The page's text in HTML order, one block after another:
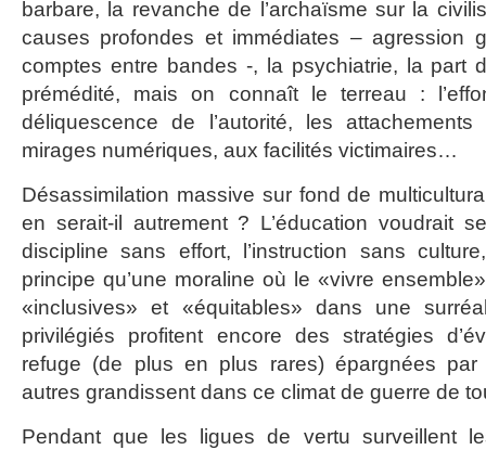
barbare, la revanche de l’archaïsme sur la
causes profondes et immédiates – agression
comptes entre bandes -, la psychiatrie, la part
prémédité, mais on connaît le terreau :
déliquescence de l’autorité, les attachements
mirages numériques, aux facilités victimaires…
Désassimilation massive sur fond de
en serait-il autrement ? L’éducation voudrait
discipline sans effort, l’instruction sans
principe qu’une moraline où le «vivre
«inclusives» et «équitables» dans une
privilégiés profitent encore des stratégies
refuge (de plus en plus rares) épargnées par
autres grandissent dans ce climat de guerre de
Pendant que les ligues de vertu surveillent